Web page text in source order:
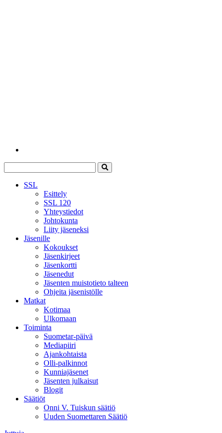
SSL
Esittely
SSL 120
Yhteystiedot
Johtokunta
Liity jäseneksi
Jäsenille
Kokoukset
Jäsenkirjeet
Jäsenkortti
Jäsenedut
Jäsenten muistotieto talteen
Ohjeita jäsenistölle
Matkat
Kotimaa
Ulkomaan
Toiminta
Suometar-päivä
Mediapiiri
Ajankohtaista
Olli-palkinnot
Kunniajäsenet
Jäsenten julkaisut
Blogit
Säätiöt
Onni V. Tuiskun säätiö
Uuden Suomettaren Säätiö